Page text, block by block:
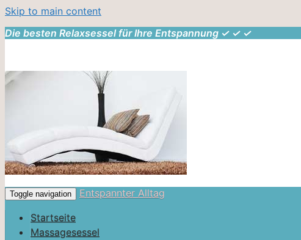
Skip to main content
Die besten Relaxsessel für Ihre Entspannung ✓ ✓ ✓
Toggle navigation
Entspannter Alltag
Startseite
Massagesessel